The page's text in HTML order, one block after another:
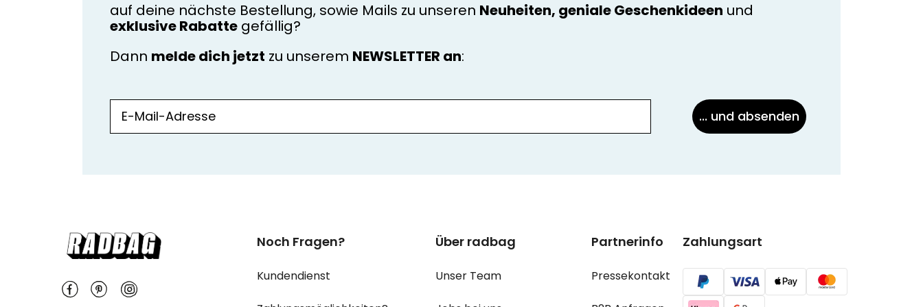
auf deine nächste Bestellung, sowie Mails zu unseren Neuheiten, geniale Geschenkideen und
exklusive Rabatte gefällig?
Dann melde dich jetzt zu unserem NEWSLETTER an:
... und absenden
Noch Fragen?
Kundendienst
Über radbag
Unser Team
Partnerinfo
Pressekontakt
Zahlungsart